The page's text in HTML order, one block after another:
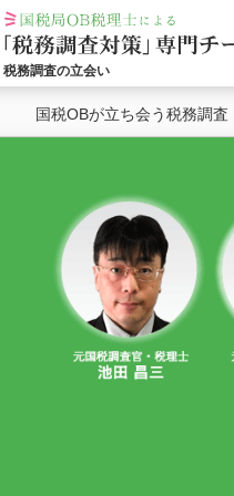
税務調査の立会い
国税OBが立ち会う税務調査